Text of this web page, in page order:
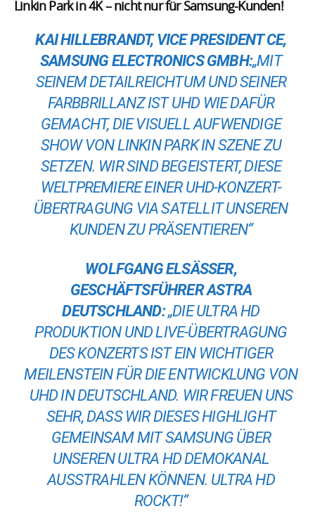
Linkin Park in 4K – nicht nur für Samsung-Kunden!
KAI HILLEBRANDT, VICE PRESIDENT CE,
SAMSUNG ELECTRONICS GMBH:„MIT
SEINEM DETAILREICHTUM UND SEINER
FARBBRILLANZ IST UHD WIE DAFÜR
GEMACHT, DIE VISUELL AUFWENDIGE
SHOW VON LINKIN PARK IN SZENE ZU
SETZEN. WIR SIND BEGEISTERT, DIESE
WELTPREMIERE EINER UHD-KONZERT-
ÜBERTRAGUNG VIA SATELLIT UNSEREN
KUNDEN ZU PRÄSENTIEREN“
WOLFGANG ELSÄSSER, G
ESCHÄFTSFÜHRER ASTRA D
EUTSCHLAND: „DIE ULTRA HD
PRODUKTION UND LIVE-ÜBERTRAGUNG
DES KONZERTS IST EIN WICHTIGER
MEILENSTEIN FÜR DIE ENTWICKLUNG VON
UHD IN DEUTSCHLAND. WIR FREUEN UNS
SEHR, DASS WIR DIESES HIGHLIGHT
GEMEINSAM MIT SAMSUNG ÜBER
UNSEREN ULTRA HD DEMOKANAL
AUSSTRAHLEN KÖNNEN. ULTRA HD
ROCKT!“